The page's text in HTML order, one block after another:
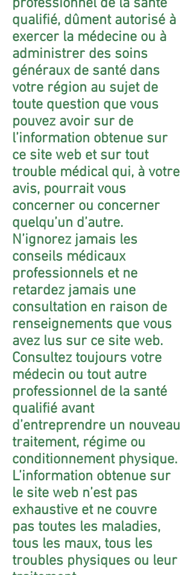
professionnel de la santé
qualifié, dûment autorisé à
exercer la médecine ou à
administrer des soins
généraux de santé dans
votre région au sujet de
toute question que vous
pouvez avoir sur de
l’information obtenue sur
ce site web et sur tout
trouble médical qui, à votre
avis, pourrait vous
concerner ou concerner
quelqu’un d’autre.
N’ignorez jamais les
conseils médicaux
professionnels et ne
retardez jamais une
consultation en raison de
renseignements que vous
avez lus sur ce site web.
Consultez toujours votre
médecin ou tout autre
professionnel de la santé
qualifié avant
d’entreprendre un nouveau
traitement, régime ou
conditionnement physique.
L’information obtenue sur
le site web n’est pas
exhaustive et ne couvre
pas toutes les maladies,
tous les maux, tous les
troubles physiques ou leur